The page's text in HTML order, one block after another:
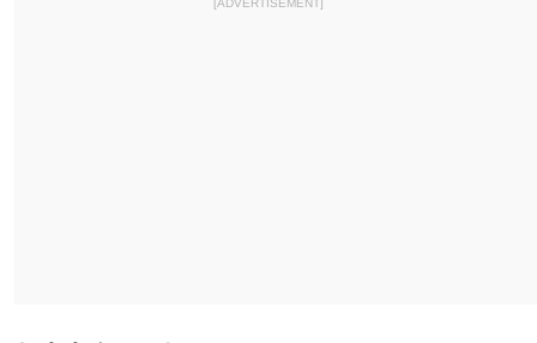
[ADVERTISEMENT]